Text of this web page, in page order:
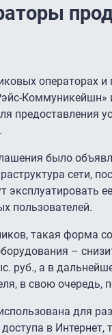
операторах
предоставления
было
сети,
эксплуатировать
пользователей.
такая форма
–
руб., а в
в свою очередь,
для
в